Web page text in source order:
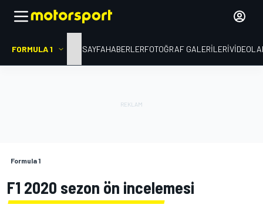
FORMULA 1 ANA SAYFAHABERLERFOTOĞRAF GALERILERI
Formula 1
F1 2020 sezon ön incelemesi